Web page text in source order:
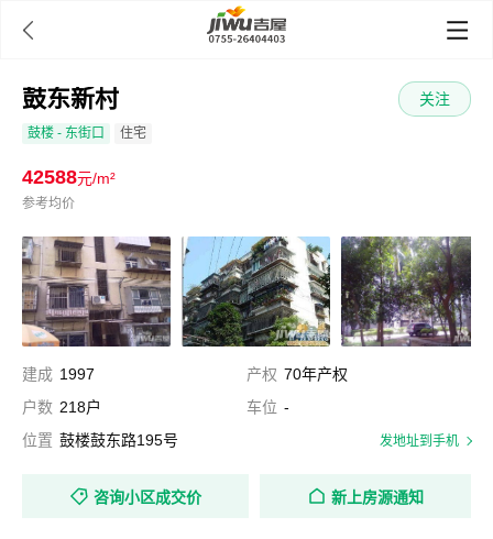

鼓东新村 关注
鼓楼 - 东街口 住宅
42588元/m²
参考均价
建成 1997 产权 70年产权
户数 218户 车位 -
位置 鼓楼鼓东路195号 发地址到手机
咨询小区成交价 新上房源通知